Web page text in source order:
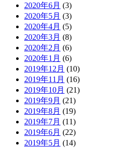
2020年6月 (3)
2020年5月 (3)
2020年4月 (5)
2020年3月 (8)
2020年2月 (6)
2020年1月 (6)
2019年12月 (10)
2019年11月 (16)
2019年10月 (21)
2019年9月 (21)
2019年8月 (19)
2019年7月 (11)
2019年6月 (22)
2019年5月 (14)